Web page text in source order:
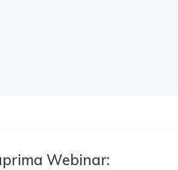
Webinar: